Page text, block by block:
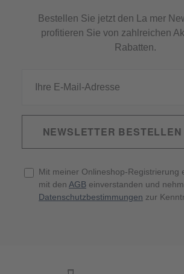
Bestellen Sie jetzt den La mer
profitieren Sie von zahlreichen
Rabatten.
NEWSLETTER BESTELLEN
Mit meiner Onlineshop-Registrierung
mit den AGB einverstanden und
Datenschutzbestimmungen zur